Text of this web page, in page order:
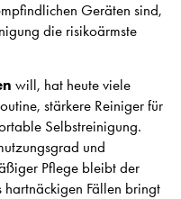
Geräten sind,
die risikoärmste
will, hat heute viele
stärkere Reiniger für
Selbstreinigung.
und
Pflege bleibt der
Fällen bringt